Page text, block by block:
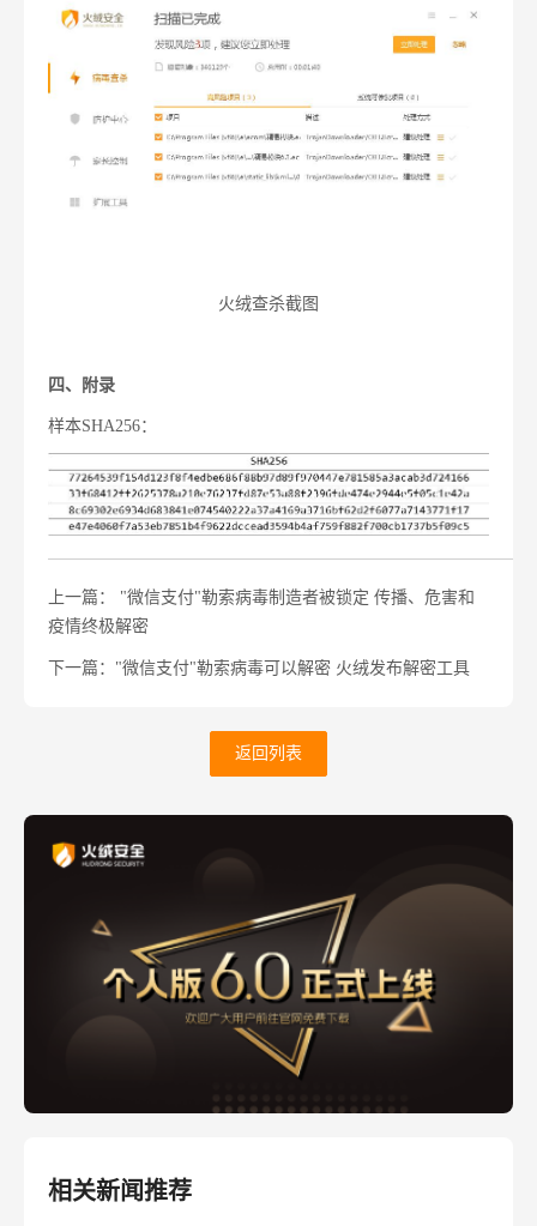
火绒查杀截图
四、附录
样本SHA256：
上一篇： "微信支付"勒索病毒制造者被锁定 传播、危害和
疫情终极解密
下一篇："微信支付"勒索病毒可以解密 火绒发布解密工具
返回列表
相关新闻推荐